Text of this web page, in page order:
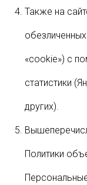
Также на
«cookie») с
статистики
других).
Политики